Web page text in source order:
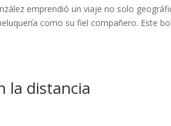
emprendió un viaje no solo
como su fiel compañero. Este
la distancia